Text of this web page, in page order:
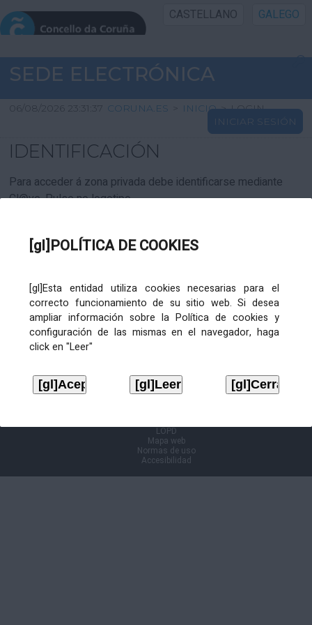
[gl]POLÍTICA DE COOKIES
[gl]Esta entidad utiliza cookies necesarias para el
correcto funcionamiento de su sitio web. Si desea
ampliar información sobre la Política de cookies y
configuración de las mismas en el navegador, haga
click en "Leer"
CASTELLANO GALEGO
INICIO SEDE
INICIO
INFORMACIÓN PÚBLICA
CARTAFOL CIDADÁN
SEDE ELECTRÓNICA
06/08/2026 23:31:37 CORUNA.ES > INICIO > LOGIN
INICIAR SESIÓN
IDENTIFICACIÓN
Para acceder á zona privada debe identificarse mediante
Cl@ve. Pulse no logotipo
LOPD
Mapa web
Normas de uso
Accesibilidad